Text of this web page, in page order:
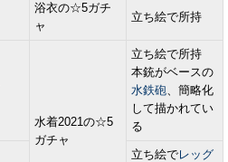
浴衣の☆5ガチ
ャ
立ち絵で所持
水着2021の☆5
ガチャ
立ち絵で所持
本銃がベースの
水鉄砲、簡略化
して描かれてい
る
立ち絵でレッグ